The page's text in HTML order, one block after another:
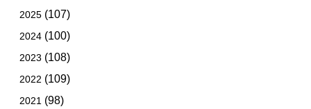
2025 (107)
2024 (100)
2023 (108)
2022 (109)
2021 (98)